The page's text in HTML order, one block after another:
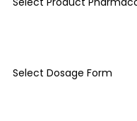
Select Dosage Form